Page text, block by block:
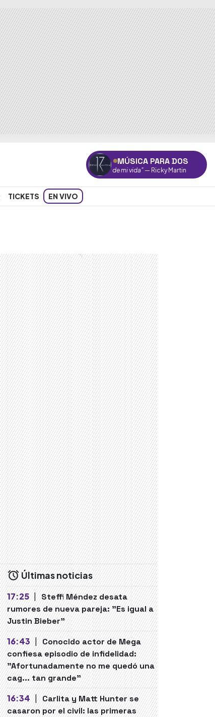
MÚSICA PARA DOS
"El amor de mi vida"— Ricky Martin
TICKETS EN VIVO
Últimas noticias
17:25 | Steffi Méndez desata
rumores de nueva pareja: "Es igual a
Justin Bieber"
16:43 | Conocido actor de Mega
confiesa episodio de infidelidad:
"Afortunadamente no me quedó una
cag... tan grande"
16:34 | Carlita y Matt Hunter se
casaron por el civil: las primeras